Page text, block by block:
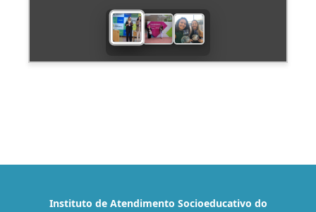
Instituto de Atendimento Socioeducativo do